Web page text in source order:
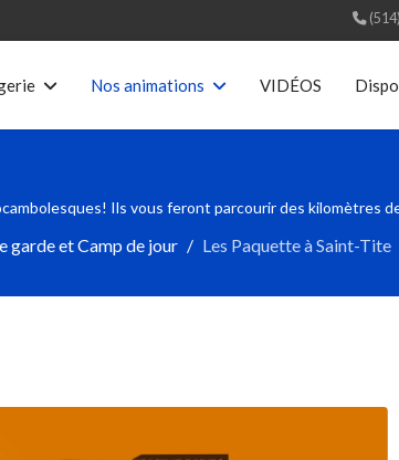
Nos animations VIDÉOS
Ils vous feront parcourir des kilomètres
garde et Camp de jour Les Paquette à Saint-Tite